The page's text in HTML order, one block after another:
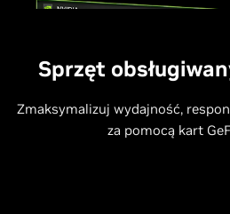
Sprzęt
Zmaksymalizuj wydajność,
za pomocą kart